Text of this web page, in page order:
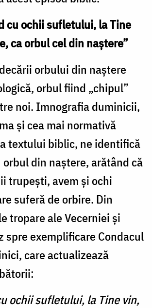
cu ochii sufletului, la Tine
ca orbul cel din naștere”
orbului din naștere
orbul fiind „chipul”
noi. Imnografia duminicii,
și cea mai normativă
textului biblic, ne identifică
orbul din naștere, arătând că
trupești, avem și ochi
suferă de orbire. Din
tropare ale Vecerniei și
spre exemplificare Condacul
care actualizează
ochii sufletului, la Tine vin,